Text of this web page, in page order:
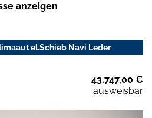
anzeigen
el.Schieb Navi Leder
43.747,00 €
ausweisbar